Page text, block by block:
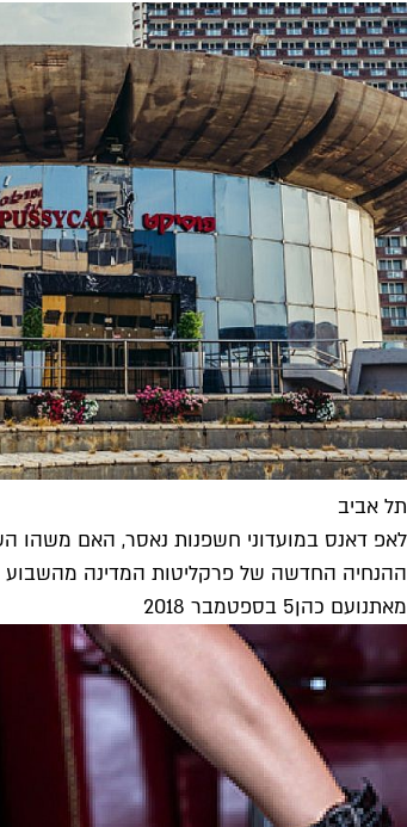
תל אביב
לאפ דאנס במועדוני חשפנות נאסר, האם משהו
ההנחיה החדשה של פרקליטות המדינה מהשבוע
מאתנועם כהן5 בספטמבר 2018